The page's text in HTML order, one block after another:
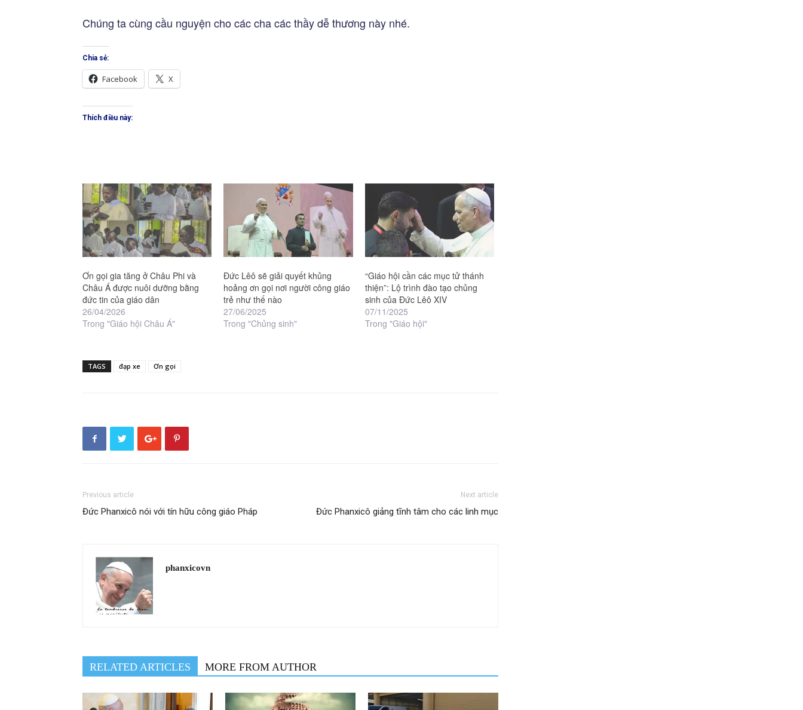
Chúng ta cùng cầu nguyện cho các cha các thầy dễ thương này nhé.
Chia sẻ:
Facebook X
Thích điều này:
Ơn gọi gia tăng ở Châu Phi và
Châu Á được nuôi dưỡng bằng
đức tin của giáo dân
26/04/2026
Trong "Giáo hội Châu Á"
Đức Lêô sẽ giải quyết khủng
hoảng ơn gọi nơi người công giáo
trẻ như thế nào
27/06/2025
Trong "Chủng sinh"
“Giáo hội cần các mục tử thánh
thiện”: Lộ trình đào tạo chủng
sinh của Đức Lêô XIV
07/11/2025
Trong "Giáo hội"
TAGS đạp xe Ơn gọi
Previous article
Đức Phanxicô nói với tín hữu công giáo Pháp
Next article
Đức Phanxicô giảng tĩnh tâm cho các linh mục
phanxicovn
RELATED ARTICLES MORE FROM AUTHOR